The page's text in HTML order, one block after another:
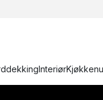
Interiør